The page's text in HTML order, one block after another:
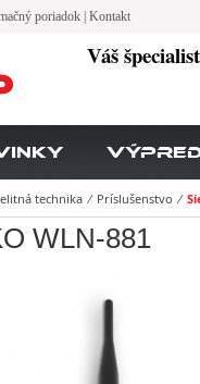
poriadok Kontakt
Váš
technika ⁄ Príslušenstvo ⁄
WLN-881